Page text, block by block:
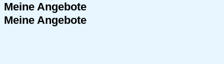
Meine Angebote
Meine Angebote